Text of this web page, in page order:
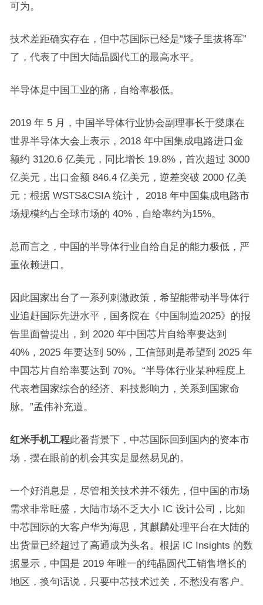
可为。
技术差距确实存在，但中芯国际已经是“矮子里拔将军”
了，代表了中国大陆晶圆代工的最高水平。
半导体是中国工业的痛，自给率极低。
2019 年 5 月，中国半导体行业协会副理事长于燮康在
世界半导体大会上表示，2018 年中国集成电路进口金
额约 3120.6 亿美元，同比增长 19.8%，首次超过 3000
亿美元，出口金额 846.4 亿美元，逆差突破 2000 亿美
元；根据 WSTS&CSIA 统计， 2018 年中国集成电路市
场规模约占全球市场的 40%，自给率约为15%。
总而言之，中国的半导体行业自给自足的能力极低，严
重依赖进口。
因此国家出台了一系列刺激政策，希望能带动半导体行
业追赶国际先进水平，国务院在《中国制造2025》的报
告里面曾提出，到 2020 年中国芯片自给率要达到
40%，2025 年要达到 50%，工信部则是希望到 2025 年
中国芯片自给率要达到 70%。“半导体行业某种程度上
代表着国家综合的经济、科技影响力，关系到国家命
脉。”孟伟补充道。
红米手机工程此番背景下，中芯国际回到国内的资本市
场，摆在眼前的机会其实是显然易见的。
一个好消息是，尽管相关技术并不领先，但中国的市场
需求非常旺盛，大陆市场不乏大小 IC 设计公司，比如
中芯国际的大客户华为海思，其麒麟处理平台在大陆的
出货量已经超过了高通成为头名。根据 IC Insights 的数
据显示，中国是 2019 年唯一的纯晶圆代工销售增长的
地区，换句话说，只要中芯技术过关，不愁没有客户。